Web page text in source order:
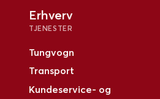
Erhverv
TJENESTER
Tungvogn
Transport
Kundeservice- og